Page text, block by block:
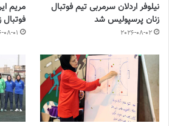
نیلوفر اردلان سرمربی تیم فوتبال
زنان پرسپولیس شد
2026-08-02
مریم
08-01